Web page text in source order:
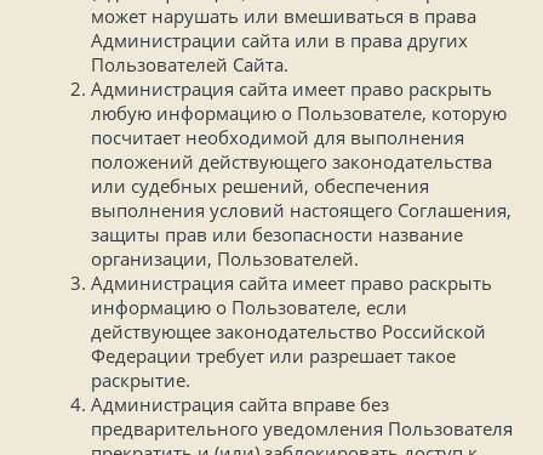
может нарушать или вмешиваться в права
Администрации сайта или в права других
Пользователей Сайта.
Администрация сайта имеет право раскрыть
любую информацию о Пользователе, которую
посчитает необходимой для выполнения
положений действующего законодательства
или судебных решений, обеспечения
выполнения условий настоящего Соглашения,
защиты прав или безопасности название
организации, Пользователей.
Администрация сайта имеет право раскрыть
информацию о Пользователе, если
действующее законодательство Российской
Федерации требует или разрешает такое
раскрытие.
Администрация сайта вправе без
предварительного уведомления Пользователя